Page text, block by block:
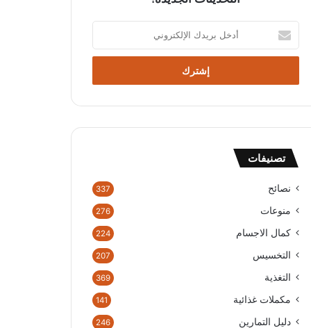
خ
ب
د
إ
ت
و
ن
تصنيفات
نصائح 337
منوعات 276
كمال الاجسام 224
التخسيس 207
التغذية 369
مكملات غذائية 141
دليل التمارين 246